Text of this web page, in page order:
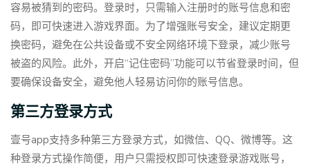
容易被猜到的密码。登录时，只需输入注册时的账号信息和密
码，即可快速进入游戏界面。为了增强账号安全，建议定期更
换密码，避免在公共设备或不安全网络环境下登录，减少账号
被盗的风险。此外，开启“记住密码”功能可以节省登录时间，但
要确保设备安全，避免他人轻易访问你的账号信息。
第三方登录方式
壹号app支持多种第三方登录方式，如微信、QQ、微博等。这
种登录方式操作简便，用户只需授权即可快速登录游戏账号，